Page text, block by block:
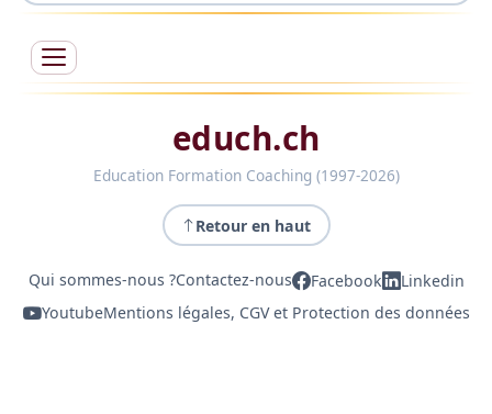
educh.ch
Education Formation Coaching (1997-2026)
Retour en haut
Qui sommes-nous ?Contactez-nous Facebook
Linkedin
YoutubeMentions légales, CGV et Protection des données